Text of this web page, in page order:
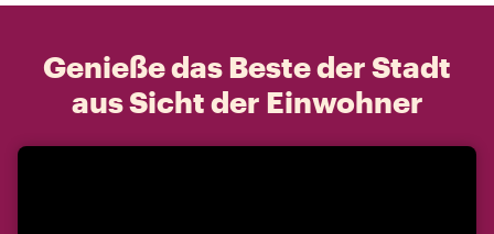
Genieße das Beste der Stadt
aus Sicht der Einwohner